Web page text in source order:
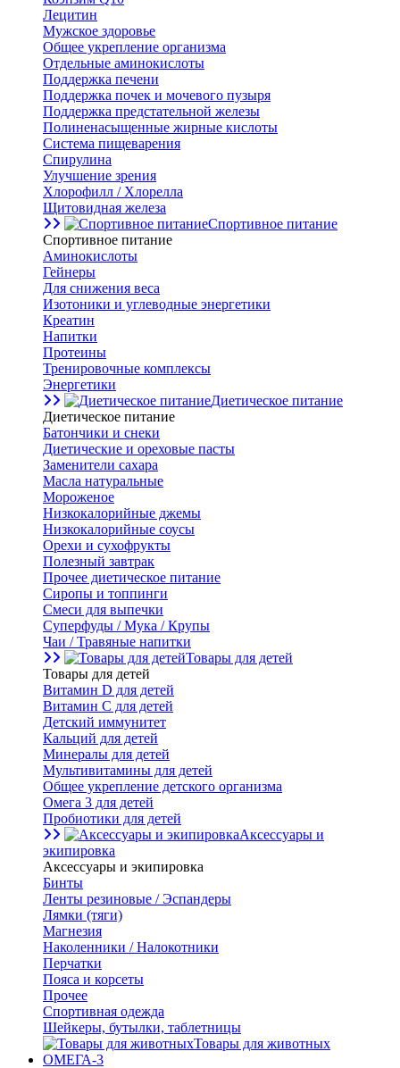
Лецитин
Мужское здоровье
Общее укрепление организма
Отдельные аминокислоты
Поддержка печени
Поддержка почек и мочевого пузыря
Поддержка предстательной железы
Полиненасыщенные жирные кислоты
Система пищеварения
Спирулина
Улучшение зрения
Хлорофилл / Хлорелла
Щитовидная железа
Спортивное питание
Спортивное питание
Аминокислоты
Гейнеры
Для снижения веса
Изотоники и углеводные энергетики
Креатин
Напитки
Протеины
Тренировочные комплексы
Энергетики
Диетическое питание
Диетическое питание
Батончики и снеки
Диетические и ореховые пасты
Заменители сахара
Масла натуральные
Мороженое
Низкокалорийные джемы
Низкокалорийные соусы
Орехи и сухофрукты
Полезный завтрак
Прочее диетическое питание
Сиропы и топпинги
Смеси для выпечки
Суперфуды / Мука / Крупы
Чаи / Травяные напитки
Товары для детей
Товары для детей
Витамин D для детей
Витамин С для детей
Детский иммунитет
Кальций для детей
Минералы для детей
Мультивитамины для детей
Общее укрепление детского организма
Омега 3 для детей
Пробиотики для детей
Аксессуары и
экипировка
Аксессуары и экипировка
Бинты
Ленты резиновые / Эспандеры
Лямки (тяги)
Магнезия
Наколенники / Налокотники
Перчатки
Пояса и корсеты
Прочее
Спортивная одежда
Шейкеры, бутылки, таблетницы
Товары для животных
ОМЕГА-3